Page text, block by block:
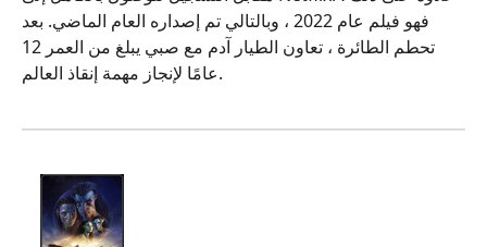
فهو فيلم عام 2022 ، وبالتالي تم إصداره العام الماضي. بعد
تحطم الطائرة ، تعاون الطيار آدم مع صبي يبلغ من العمر 12
عامًا لإنجاز مهمة إنقاذ العالم.